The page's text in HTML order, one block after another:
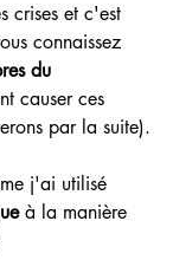
crises et c'est
connaissez
du
causer ces
par la suite).
j'ai utilisé
à la manière